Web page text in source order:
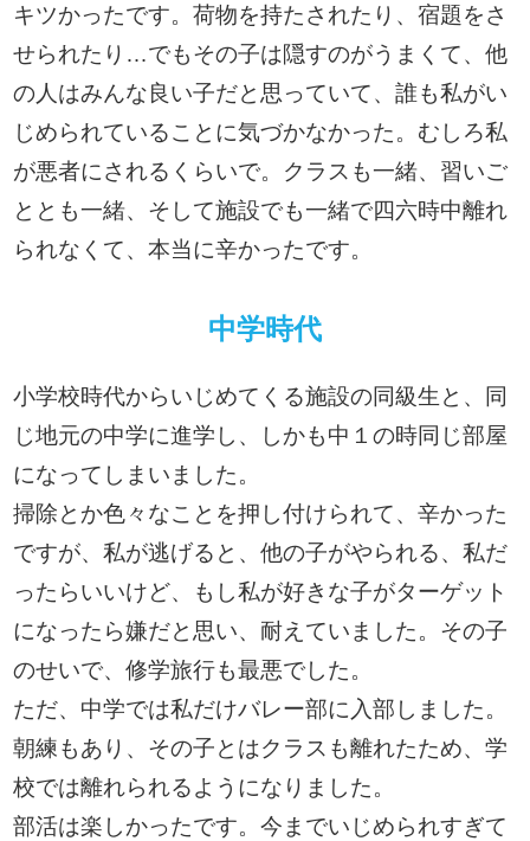
キツかったです。荷物を持たされたり、宿題をさ
せられたり…でもその子は隠すのがうまくて、他
の人はみんな良い子だと思っていて、誰も私がい
じめられていることに気づかなかった。むしろ私
が悪者にされるくらいで。クラスも一緒、習いご
ととも一緒、そして施設でも一緒で四六時中離れ
られなくて、本当に辛かったです。
中学時代
小学校時代からいじめてくる施設の同級生と、同
じ地元の中学に進学し、しかも中１の時同じ部屋
になってしまいました。
掃除とか色々なことを押し付けられて、辛かった
ですが、私が逃げると、他の子がやられる、私だ
ったらいいけど、もし私が好きな子がターゲット
になったら嫌だと思い、耐えていました。その子
のせいで、修学旅行も最悪でした。
ただ、中学では私だけバレー部に入部しました。
朝練もあり、その子とはクラスも離れたため、学
校では離れられるようになりました。
部活は楽しかったです。今までいじめられすぎて